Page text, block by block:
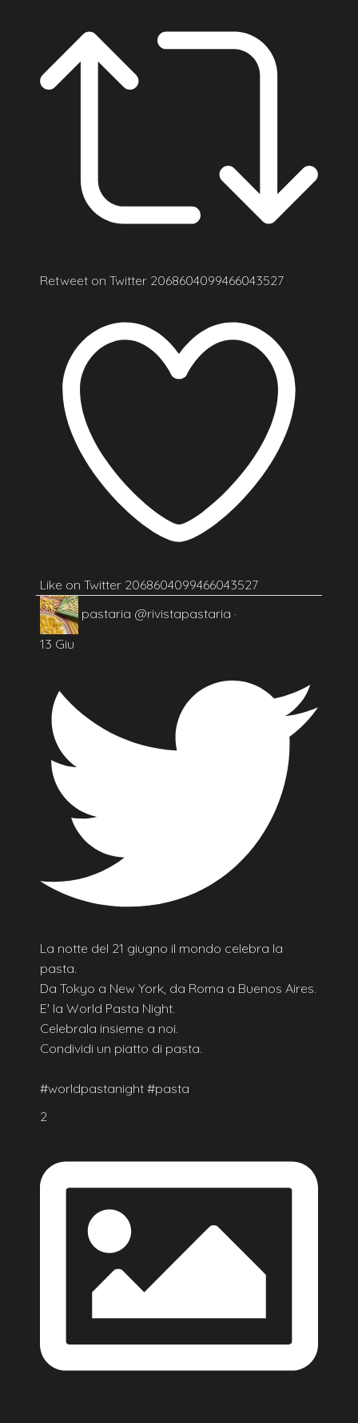
Retweet on Twitter 2068604099466043527
Like on Twitter 2068604099466043527
pastaria @rivistapastaria ·
13 Giu
La notte del 21 giugno il mondo celebra la
pasta.
Da Tokyo a New York, da Roma a Buenos Aires.
E' la World Pasta Night.
Celebrala insieme a noi.
Condividi un piatto di pasta.
#worldpastanight #pasta
2